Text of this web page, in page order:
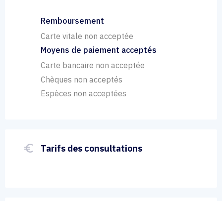
Remboursement
Carte vitale non acceptée
Moyens de paiement acceptés
Carte bancaire non acceptée
Chèques non acceptés
Espèces non acceptées
euro_symbol Tarifs des consultations